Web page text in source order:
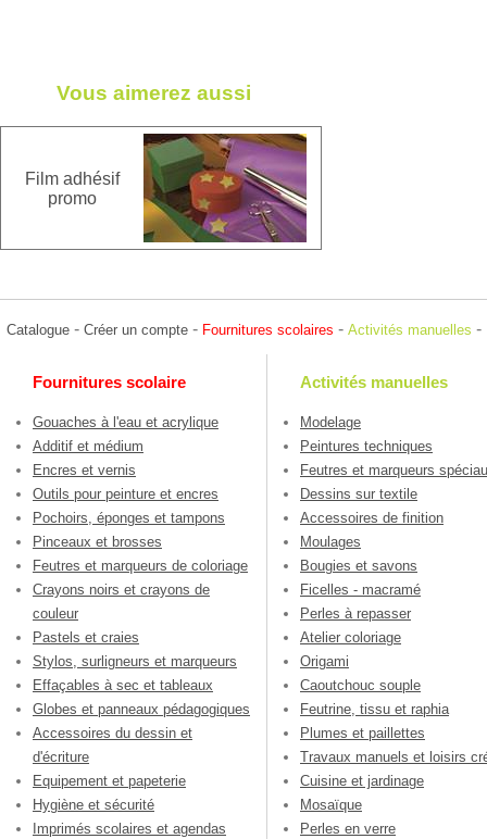
Vous aimerez aussi
Film adhésif
promo
Catalogue - Créer un compte - Fournitures scolaires - Activités manuelles -
Fournitures scolaire
Gouaches à l'eau et acrylique
Additif et médium
Encres et vernis
Outils pour peinture et encres
Pochoirs, éponges et tampons
Pinceaux et brosses
Feutres et marqueurs de coloriage
Crayons noirs et crayons de
couleur
Pastels et craies
Stylos, surligneurs et marqueurs
Effaçables à sec et tableaux
Globes et panneaux pédagogiques
Accessoires du dessin et
d'écriture
Equipement et papeterie
Hygiène et sécurité
Imprimés scolaires et agendas
Activités manuelles
Modelage
Peintures techniques
Feutres et marqueurs
Dessins sur textile
Accessoires de finition
Moulages
Bougies et savons
Ficelles - macramé
Perles à repasser
Atelier coloriage
Origami
Caoutchouc souple
Feutrine, tissu et raphia
Plumes et paillettes
Travaux manuels et loisirs
Cuisine et jardinage
Mosaïque
Perles en verre